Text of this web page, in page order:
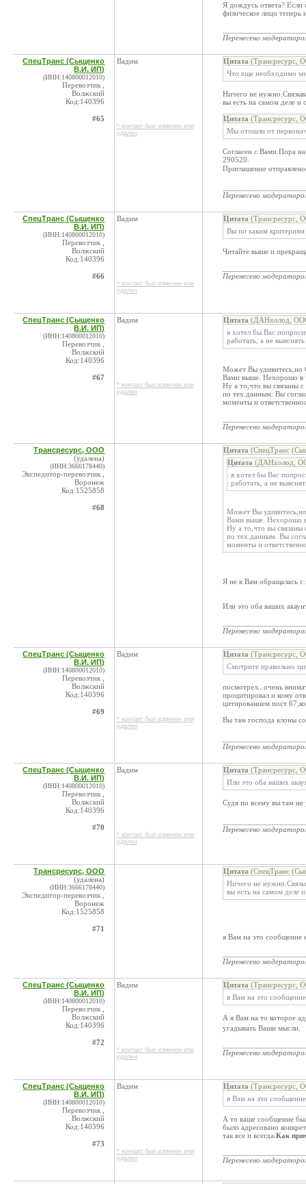
Я дождусь ответа? Если
физическое лицо теперь
Перенесено
СпецТранс (Сыщенко
В.И. ИП)
(ИНН:140800012010)
Перевозчик ,
Волжский
Код:140396
#65
Вадим
* контакт был изменен или
удален
Цитата (Трансресурс,
Что еще необходимо
Ничего не
вы есть на самом деле и
Цитата (Трансресурс,
Мы отошли от
Согласен с Вами.Пора
290520.
Приглашение
Перенесено
СпецТранс (Сыщенко
В.И. ИП)
(ИНН:140800012010)
Перевозчик ,
Волжский
Код:140396
#66
Вадим
* контакт был изменен или
удален
Цитата (Трансресурс,
Вы по каким критериям
Читайте выше и
Перенесено
СпецТранс (Сыщенко
В.И. ИП)
(ИНН:140800012010)
Перевозчик ,
Волжский
Код:140396
#67
Вадим
* контакт был изменен или
удален
Цитата (ДАНхолод,
я хотел бы Вас
работать, а не
Может Вы удивитесь,но
Вами выше. Нехорошо в
Ну а то,что вы связаны с
по тех.данным. Вы
моменты и
Перенесено
Трансресурс, ООО
(удалена)
(ИНН:3666178440)
Экспедитор-перевозчик ,
Воронеж
Код:1525858
#68
Цитата (СпецТранс
Цитата (ДАНхолод,
я хотел бы Вас
работать, а не
Может Вы удивитесь,но
Вами выше. Нехорошо
Ну а то,что вы связаны
по тех.данным. Вы
моменты и
Я не к Вам обращалась
Или это оба ваших
Перенесено
СпецТранс (Сыщенко
В.И. ИП)
(ИНН:140800012010)
Перевозчик ,
Волжский
Код:140396
#69
Вадим
* контакт был изменен или
удален
Цитата (Трансресурс,
Смотрите правильно
посмотрел...очень
процитировал и кому
цитированием пост
Вы там господа клоны
Перенесено
СпецТранс (Сыщенко
В.И. ИП)
(ИНН:140800012010)
Перевозчик ,
Волжский
Код:140396
#70
Вадим
* контакт был изменен или
удален
Цитата (Трансресурс,
Или это оба ваших
Судя по всему вы там не
Перенесено
Трансресурс, ООО
(удалена)
(ИНН:3666178440)
Экспедитор-перевозчик ,
Воронеж
Код:1525858
#71
Цитата (СпецТранс
Ничего не
вы есть на самом деле
я Вам на это сообщение
Перенесено
СпецТранс (Сыщенко
В.И. ИП)
(ИНН:140800012010)
Перевозчик ,
Волжский
Код:140396
#72
Вадим
* контакт был изменен или
удален
Цитата (Трансресурс,
я Вам на это
А я Вам на то которое
угадывать Ваши мысли.
Перенесено
СпецТранс (Сыщенко
В.И. ИП)
(ИНН:140800012010)
Перевозчик ,
Волжский
Код:140396
#73
Вадим
* контакт был изменен или
удален
Цитата (Трансресурс,
я Вам на это
А то ваше сообщение
было адресовано
так все и всегда. Как
Перенесено